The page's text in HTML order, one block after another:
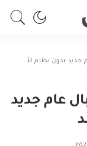
بدون نظام الأسد
عام جديد